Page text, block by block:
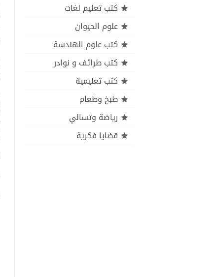
كتب تعليم لغات
علوم الحيوان
كتب علوم الهندسة
كتب طرائف و نوادر
كتب تعليمية
طبخ وطعام
رياضة وتسالي
قضايا فكرية